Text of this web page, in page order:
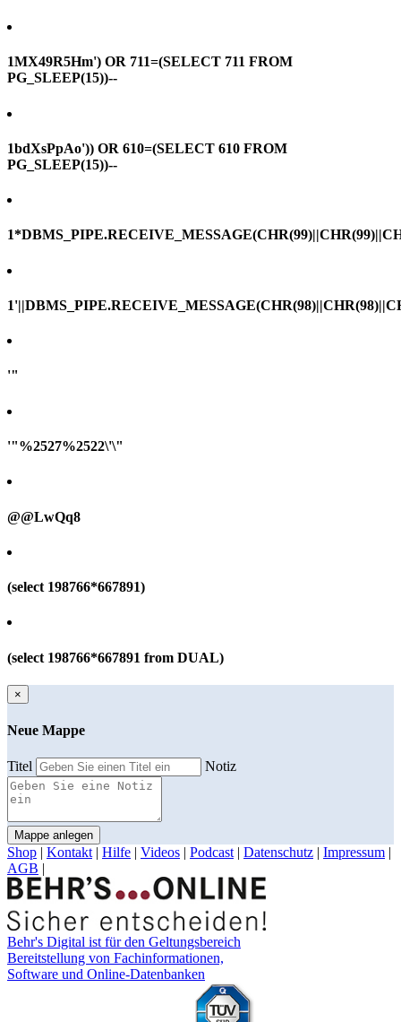
1MX49R5Hm') OR 711=(SELECT 711 FROM
PG_SLEEP(15))--
1bdXsPpAo')) OR 610=(SELECT 610 FROM
PG_SLEEP(15))--
'"
'"%2527%2522\'\"
@@LwQq8
(select 198766*667891)
(select 198766*667891 from DUAL)
×
Neue Mappe
Titel Notiz
Mappe anlegen
Shop | Kontakt | Hilfe | Videos | Podcast | Datenschutz | Impressum |
AGB |
Behr's Digital ist für den Geltungsbereich
Bereitstellung von Fachinformationen,
Software und Online-Datenbanken